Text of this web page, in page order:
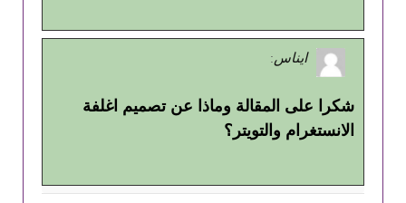
ايناس:
شكرا على المقالة وماذا عن تصميم اغلفة
الانستغرام والتويتر؟